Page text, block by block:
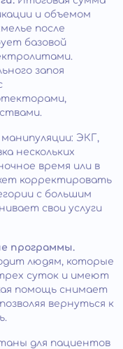
и объемом
после
базовой
запоя
ЭКГ,
нескольких
время или в
корректировать
с большим
свои услуги
программы.
людям, которые
суток и имеют
помощь снимает
вернуться к
для пациентов